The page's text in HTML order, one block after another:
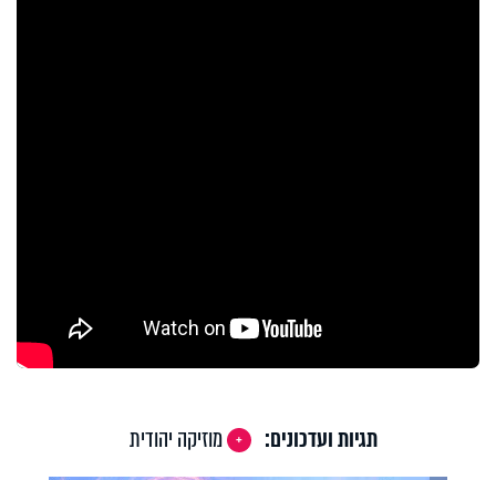
תגיות ועדכונים:
מוזיקה יהודית